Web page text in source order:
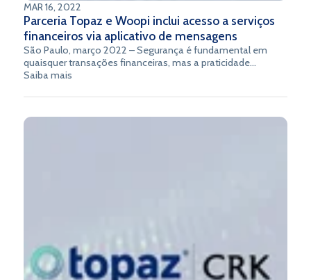
MAR 16, 2022
Parceria Topaz e Woopi inclui acesso a serviços
financeiros via aplicativo de mensagens
São Paulo, março 2022 – Segurança é fundamental em
quaisquer transações financeiras, mas a praticidade
também é fator importante para muitos consumidores. E
a área de Banking do Grupo Stefanini, amplia sua
aplicativo de mensagens por meio do chatbot. A parceria foi
Saiba mais